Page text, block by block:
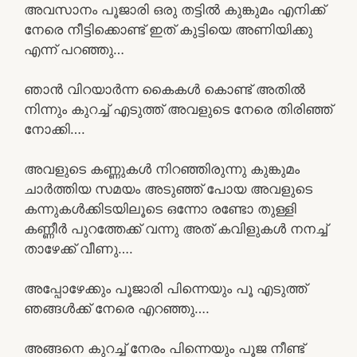
അവസാനം പൂജാരി ഒരു തട്ടിൽ കുങ്കുമം എനിക്ക്
നേരെ നീട്ടിക്കൊണ്ട് ഇത് കുട്ടിയെ അണിയിക്കു
എന്ന് പറഞ്ഞു…
ഞാൻ വിറയാർന്ന കൈകൾ കൊണ്ട് അതിൽ
നിന്നും കുറച്ച് എടുത്ത് അവളുടെ നേരെ തിരിഞ്ഞ്
നോക്കി….
അവളുടെ കണ്ണുകൾ നിറഞ്ഞിരുന്നു കുങ്കുമം
ചാർത്തിയ സമയം അടുഞ്ഞ് പോയ അവളുടെ
കന്നുകൾക്കിടയിലൂടെ ഒന്നോ രണ്ടോ തുള്ളി
കണ്ണീർ പുറത്തേക്ക് വന്നു അത് കവിളുകൾ നനച്ച്
താഴേക്ക് വീണു….
അപ്പോഴേക്കും പൂജാരി പിന്നെയും പൂ എടുത്ത്
ഞങ്ങൾക്ക് നേരെ എറഞ്ഞു….
അങ്ങനെ കുറച്ച് നേരം പിന്നെയും പൂജ നീണ്ട്